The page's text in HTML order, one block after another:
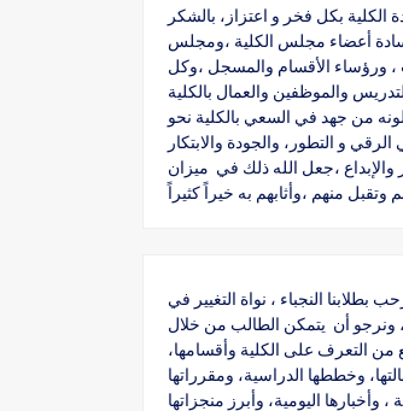
الكلية بكل فخر و اعتزاز، بالشكر
أعضاء مجلس الكلية ،ومجلس
، ورؤساء الأقسام والمسجل ،وكل
والموظفين والعمال بالكلية
من جهد في السعي بالكلية نحو
و التطور، والجودة والابتكار
والإبداع ،جعل الله ذلك في ميزان
بطلابنا النجباء ، نواة التغيير في
ونرجو أن يتمكن الطالب من خلال
من التعرف على الكلية وأقسامها،
وخططها الدراسية، ومقرراتها
، وأخبارها اليومية، وأبرز منجزاتها